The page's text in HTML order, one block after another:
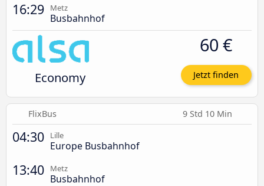
16:29 Metz
Busbahnhof
Economy
60 €
Jetzt finden
FlixBus 9 Std 10 Min
04:30 Lille
Europe Busbahnhof
13:40 Metz
Busbahnhof